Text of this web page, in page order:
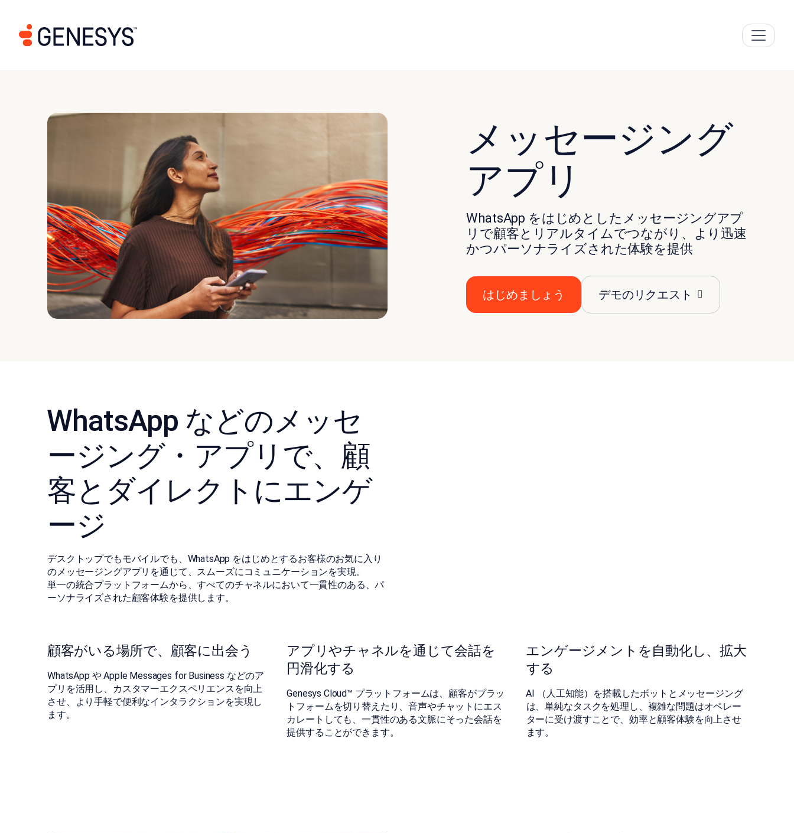
メッセージング
アプリ
WhatsApp をはじめとしたメッセージングアプ
リで顧客とリアルタイムでつながり、より迅速
かつパーソナライズされた体験を提供
󠀰はじめましょう デモのリクエスト
󠀰WhatsApp などのメッセ
ージング・アプリで、顧
客とダイレクトにエンゲ
ージ
デスクトップでもモバイルでも、WhatsApp をはじめとするお客様のお気に入り
のメッセージングアプリを通じて、スムーズにコミュニケーションを実現。
単一の統合プラットフォームから、すべてのチャネルにおいて一貫性のある、パ
ーソナライズされた顧客体験を提供します。
󠀰顧客がいる場所で、顧客に出会う
WhatsApp や Apple Messages for Business などのア
プリを活用し、カスタマーエクスペリエンスを向上
させ、より手軽で便利なインタラクションを実現し
ます。
󠀰アプリやチャネルを通じて会話を
円滑化する
󠀰Genesys Cloud™ プラットフォームは、顧客がプラッ
トフォームを切り替えたり、音声やチャットにエス
カレートしても、一貫性のある文脈にそった会話を
提供することができます。
󠀰エンゲージメントを自動化し、拡大
する
󠀰AI （人工知能）を搭載したボットとメッセージング
は、単純なタスクを処理し、複雑な問題はオペレー
ターに受け渡すことで、効率と顧客体験を向上させ
ます。